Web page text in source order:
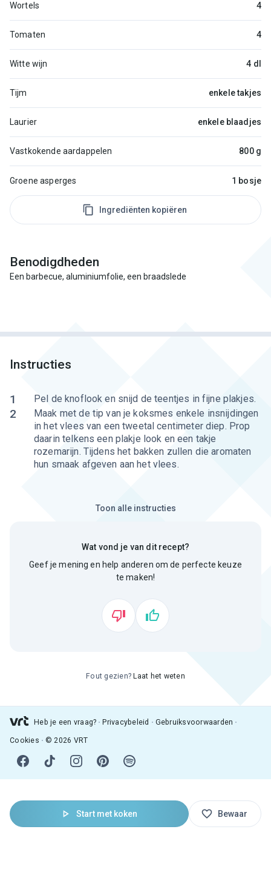
Start met koken Bewaar
Wortels 4
Tomaten 4
Witte wijn 4 dl
Tijm enkele takjes
Laurier enkele blaadjes
Vastkokende aardappelen 800 g
Groene asperges 1 bosje
Ingrediënten kopiëren
Benodigdheden
Een barbecue, aluminiumfolie, een braadslede
Instructies
1 Pel de knoflook en snijd de teentjes in fijne plakjes.
2
Maak met de tip van je koksmes enkele insnijdingen
in het vlees van een tweetal centimeter diep. Prop
daarin telkens een plakje look en een takje
rozemarijn. Tijdens het bakken zullen die aromaten
hun smaak afgeven aan het vlees.
Toon alle instructies
Wat vond je van dit recept?
Geef je mening en help anderen om de perfecte keuze
te maken!
Fout gezien? Laat het weten
Heb je een vraag? Privacybeleid Gebruiksvoorwaarden
Cookies © 2026 VRT